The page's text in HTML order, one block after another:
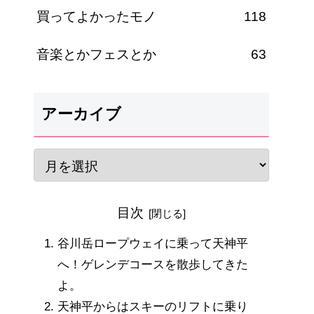
買ってよかったモノ 118
音楽とかフェスとか 63
アーカイブ
目次
谷川岳ロープウェイに乗って天神平
へ！ゲレンデコースを散歩してきた
よ。
天神平からはスキーのリフトに乗り